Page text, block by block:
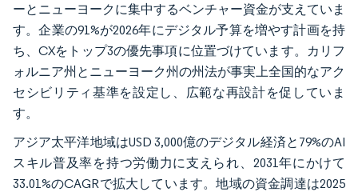
ーとニューヨークに集中するベンチャー資金が支えていま
す。企業の91%が2026年にデジタル予算を増やす計画を持
ち、CXをトップ3の優先事項に位置づけています。カリフ
ォルニア州とニューヨーク州の州法が事実上全国的なアク
セシビリティ基準を設定し、広範な再設計を促していま
す。
アジア太平洋地域はUSD 3,000億のデジタル経済と79%のAI
スキル普及率を持つ労働力に支えられ、2031年にかけて
33.01%のCAGRで拡大しています。地域の資金調達は2025